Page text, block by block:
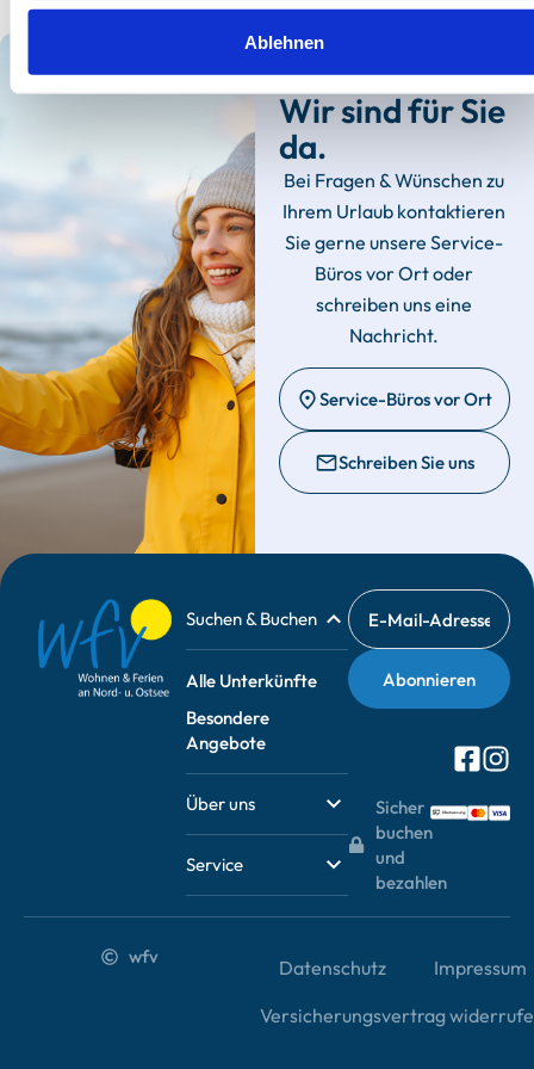
Ablehnen
Wir sind für Sie
da.
Bei Fragen & Wünschen zu
Ihrem Urlaub kontaktieren
Sie gerne unsere Service-
Büros vor Ort oder
schreiben uns eine
Nachricht.
Service-Büros vor Ort
Schreiben Sie uns
Suchen & Buchen
Alle Unterkünfte
Besondere
Angebote
Über uns
Service
Sicher
buchen
und
bezahlen
wfv Datenschutz
Impressum
Versicherungsvertrag